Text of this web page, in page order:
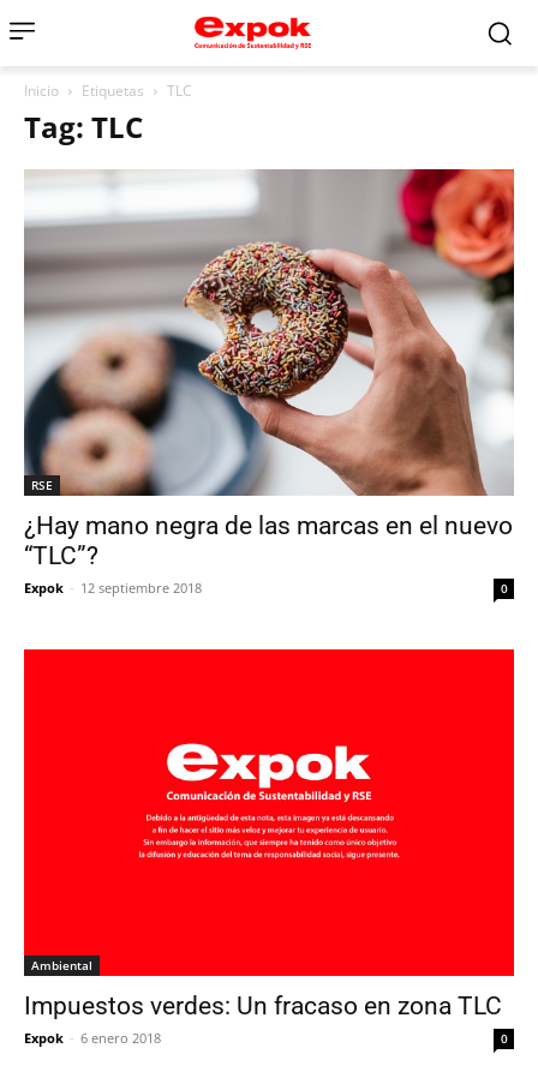
Inicio Etiquetas TLC
Tag: TLC
RSE
¿Hay mano negra de las marcas en el nuevo
“TLC”?
Expok - 12 septiembre 2018 0
Ambiental
Impuestos verdes: Un fracaso en zona TLC
Expok - 6 enero 2018 0